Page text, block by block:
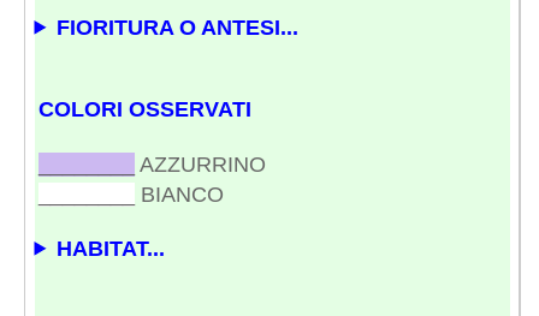
FIORITURA O ANTESI...
COLORI OSSERVATI
AZZURRINO
BIANCO
HABITAT...